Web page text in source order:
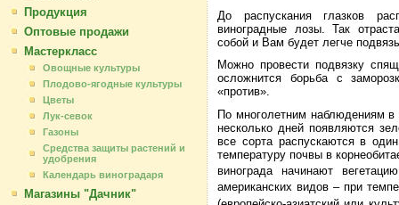
Продукция
Оптовые продажи
Мастеркласс
Овощные культуры
Плодово-ягодные культуры
Цветы
Лук-севок
Газоны
Средства защиты растений и
удобрения
Календарь виноградаря
Магазины "Дачник"
До распускания глазков
виноградные лозы. Так
собой и Вам будет легче
Можно провести подвязку
осложнится борьба с
«против».
По многолетним наблюдениям в
несколько дней появляются
все сорта распускаются в
температуру почвы в
винограда начинают
американских видов – при